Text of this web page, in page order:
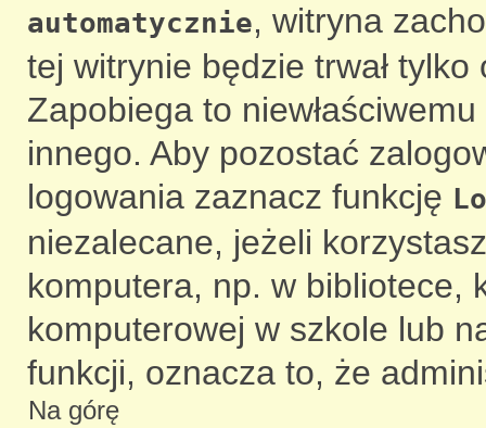
automatycznie, witryna
tej witrynie będzie trwał
Zapobiega to
innego. Aby pozostać
logowania zaznacz funkcję
niezalecane, jeżeli
komputera, np. w bibliotece,
komputerowej w szkole lub
funkcji, oznacza to, że
Na górę